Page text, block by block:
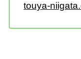
touya-